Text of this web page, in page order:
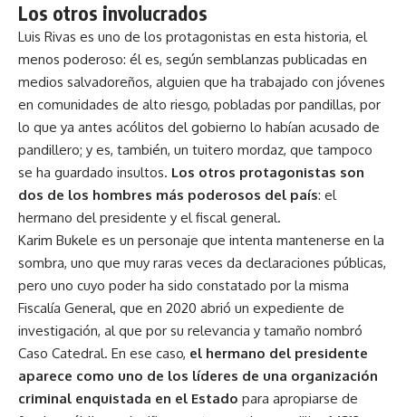
Los otros involucrados
Luis Rivas es uno de los protagonistas en esta historia, el
menos poderoso: él es, según semblanzas publicadas en
medios salvadoreños, alguien que ha trabajado con jóvenes
en comunidades de alto riesgo, pobladas por pandillas, por
lo que ya antes acólitos del gobierno lo habían acusado de
pandillero; y es, también, un tuitero mordaz, que tampoco
se ha guardado insultos. Los otros protagonistas son
dos de los hombres más poderosos del país: el
hermano del presidente y el fiscal general.
Karim Bukele es un personaje que intenta mantenerse en la
sombra, uno que muy raras veces da declaraciones públicas,
pero uno cuyo poder ha sido constatado por la misma
Fiscalía General, que en 2020 abrió un expediente de
investigación, al que por su relevancia y tamaño nombró
Caso Catedral. En ese caso, el hermano del presidente
aparece como uno de los líderes de una organización
criminal enquistada en el Estado para apropiarse de